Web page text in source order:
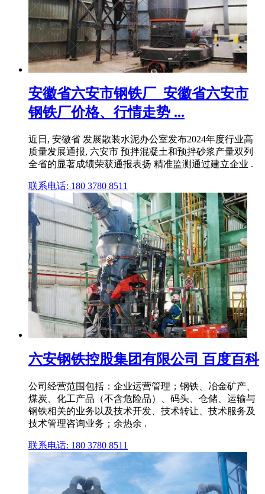
安徽省六安市钢铁厂_安徽省六安市
钢铁厂价格、行情走势 ...
近日, 安徽省 发展散装水泥办公室发布2024年度行业高
质量发展通报, 六安市 预拌混凝土和预拌砂浆产量双列
全省的显著成绩荣获通报表扬 精准监测通过建立企业 .
联系电话: 180 3780 8511
六安钢铁控股集团有限公司 百度百科
公司经营范围包括：企业运营管理；钢铁、冶金矿产、
煤炭、化工产品（不含危险品）、码头、仓储、运输与
钢铁相关的业务以及技术开发、技术转让、技术服务及
技术管理咨询业务；余热余 .
联系电话: 180 3780 8511